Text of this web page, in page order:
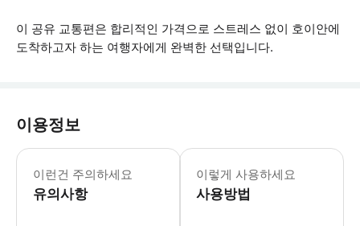
이 공유 교통편은 합리적인 가격으로 스트레스 없이 호이안에
도착하고자 하는 여행자에게 완벽한 선택입니다.
이용정보
이런건 주의하세요
유의사항
• 다낭 공항의 모임 장소는 국내선 도
이렇게 사용하세요
사용방법